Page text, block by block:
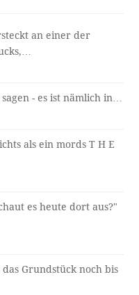
an einer der
- es ist nämlich in…
als ein mords T H E
es heute dort aus?"
Grundstück noch bis